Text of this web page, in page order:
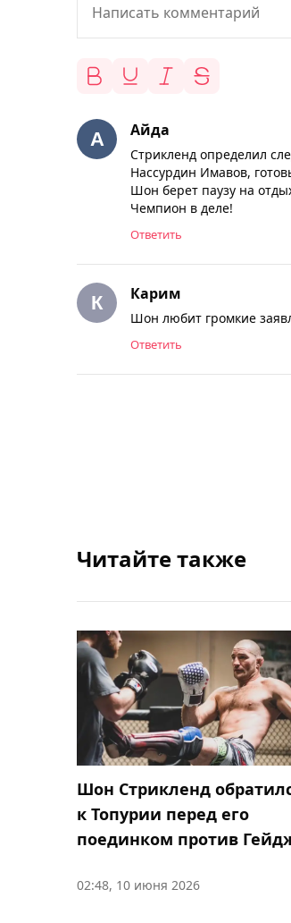
Айда
Стрикленд определил
Нассурдин Имавов,
Шон берет паузу на
Чемпион в деле!
Ответить
Карим
Шон любит громкие
Ответить
Читайте также
Шон Стрикленд
к Топурии перед его
поединком против
02:48, 10 июня 2026